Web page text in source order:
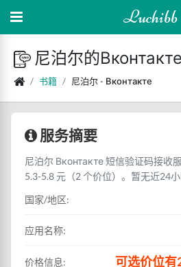
Luchibb
尼泊尔的
书籍 尼泊尔 - Вконтакте
服务摘要
尼泊尔 Вконтакте 短信验证码接收
5.3-5.8 元（2 个价位）。暂无近24小
国家/地区:
应用名称:
价格信息: 可选价位有